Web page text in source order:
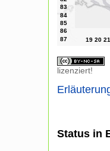
lizenziert!
Status in